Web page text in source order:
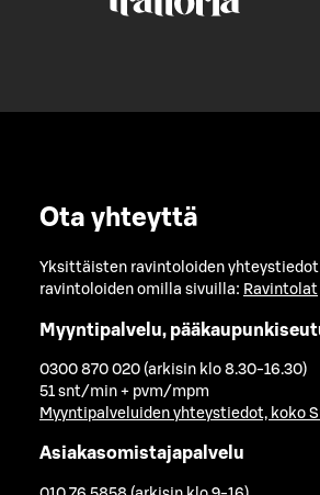
Ota yhteyttä
Yksittäisten ravintoloiden
ravintoloiden omilla sivuilla: Ravintolat
Myyntipalvelu,
0300 870 020 (arkisin klo 8.30-16.30)
51 snt/min + pvm/mpm
Myyntipalveluiden yhteystiedot, koko
Asiakasomistajapalvelu